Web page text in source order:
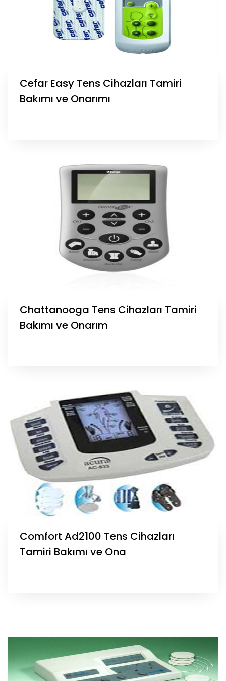
Cefar Easy Tens Cihazları Tamiri
Bakımı ve Onarımı
Chattanooga Tens Cihazları Tamiri
Bakımı ve Onarım
Comfort Ad2100 Tens Cihazları
Tamiri Bakımı ve Ona